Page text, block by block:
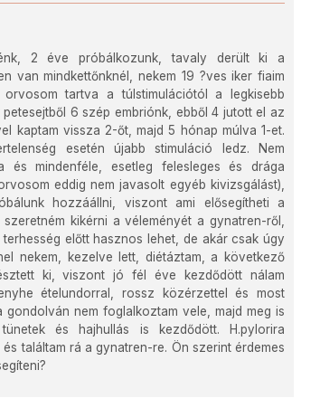
2 éve próbálkozunk, tavaly derült ki a
van mindkettőnknél, nekem 19 ?ves iker fiaim
tartva a túlstimulációtól a legkisebb
6 szép embriónk, ebből 4 jutott el az
kaptam vissza 2-őt, majd 5 hónap múlva 1-et.
esetén újabb stimuláció ledz. Nem
és mindenféle, esetleg felesleges és drága
eddig nem javasolt egyéb kivizsgálást),
hozzáállni, viszont ami elősegítheti a
kikérni a véleményét a gynatren-ről,
előtt hasznos lehet, de akár csak úgy
nekem, kezelve lett, diétáztam, a következő
ki, viszont jó fél éve kezdődött nálam
ételundorral, rossz közérzettel és most
nem foglalkoztam vele, majd meg is
és hajhullás is kezdődött. H.pylorira
találtam rá a gynatren-re. Ön szerint érdemes